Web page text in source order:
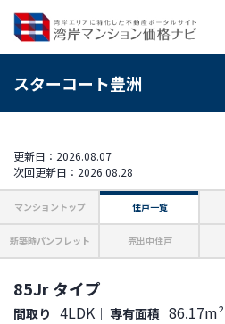
スターコート豊洲
更新日：2026.08.07
次回更新日：2026.08.28
マンショントップ 住戸一覧
新築時パンフレット 売出中住戸
85Jr タイプ
間取り 4LDK ｜ 専有面積 86.17m²